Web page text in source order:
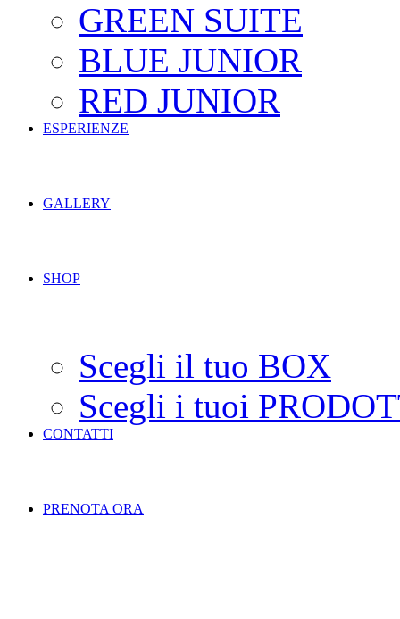
GREEN SUITE
BLUE JUNIOR
RED JUNIOR
ESPERIENZE
GALLERY
SHOP
Scegli il tuo BOX
Scegli i tuoi
CONTATTI
PRENOTA ORA